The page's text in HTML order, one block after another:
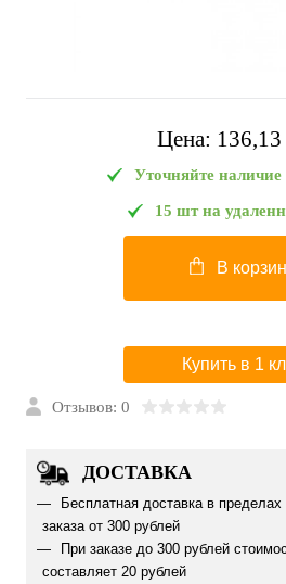
Цена:
Уточняйте
15 шт на
В
Купить в 1
Отзывов: 0
ДОСТАВКА
Бесплатная доставка в
заказа от 300 рублей
При заказе до 300 рублей
составляет 20 рублей